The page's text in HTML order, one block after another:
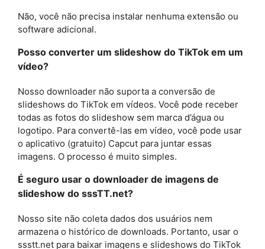
Não, você não precisa instalar nenhuma extensão ou
software adicional.
Posso converter um slideshow do TikTok em um
vídeo?
Nosso downloader não suporta a conversão de
slideshows do TikTok em vídeos. Você pode receber
todas as fotos do slideshow sem marca d’água ou
logotipo. Para convertê-las em vídeo, você pode usar
o aplicativo (gratuito) Capcut para juntar essas
imagens. O processo é muito simples.
É seguro usar o downloader de imagens de
slideshow do sssTT.net?
Nosso site não coleta dados dos usuários nem
armazena o histórico de downloads. Portanto, usar o
ssstt.net para baixar imagens e slideshows do TikTok